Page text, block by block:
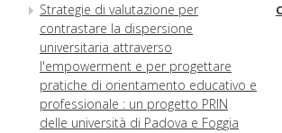
Strategie di valutazione per
contrastare la dispersione
universitaria attraverso
l'empowerment e per progettare
pratiche di orientamento educativo e
professionale : un progetto PRIN
delle università di Padova e Foggia